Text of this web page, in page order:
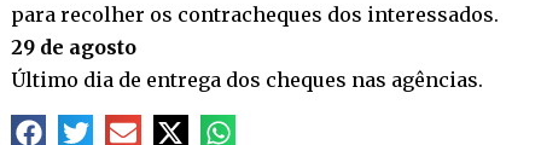
para recolher os contracheques dos interessados.
29 de agosto
Último dia de entrega dos cheques nas agências.